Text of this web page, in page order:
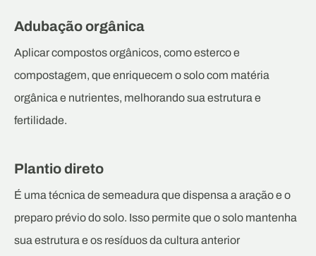
Adubação orgânica
Aplicar compostos orgânicos, como esterco e
compostagem, que enriquecem o solo com matéria
orgânica e nutrientes, melhorando sua estrutura e
fertilidade.
Plantio direto
É uma técnica de semeadura que dispensa a aração e o
preparo prévio do solo. Isso permite que o solo mantenha
sua estrutura e os resíduos da cultura anterior